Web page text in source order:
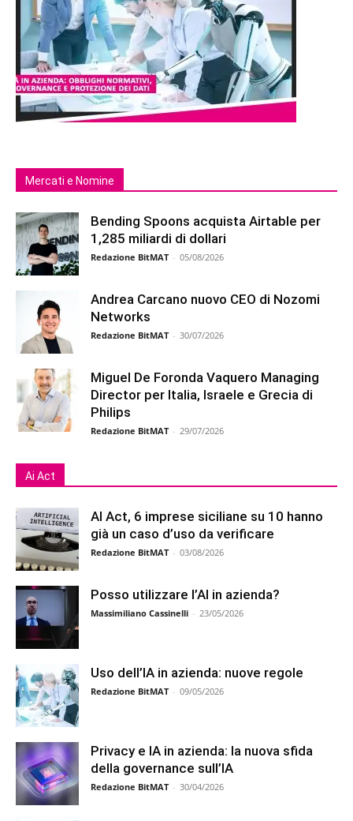
Mercati e Nomine
Bending Spoons acquista Airtable per
1,285 miliardi di dollari
Redazione BitMAT - 05/08/2026
Andrea Carcano nuovo CEO di Nozomi
Networks
Redazione BitMAT - 30/07/2026
Miguel De Foronda Vaquero Managing
Director per Italia, Israele e Grecia di
Philips
Redazione BitMAT - 29/07/2026
Ai Act
AI Act, 6 imprese siciliane su 10 hanno
già un caso d’uso da verificare
Redazione BitMAT - 03/08/2026
Posso utilizzare l’AI in azienda?
Massimiliano Cassinelli - 23/05/2026
Uso dell’IA in azienda: nuove regole
Redazione BitMAT - 09/05/2026
Privacy e IA in azienda: la nuova sfida
della governance sull’IA
Redazione BitMAT - 30/04/2026